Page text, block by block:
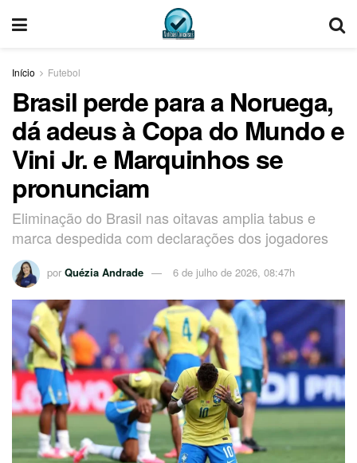
Início Futebol
Brasil perde para a Noruega,
dá adeus à Copa do Mundo e
Vini Jr. e Marquinhos se
pronunciam
Eliminação do Brasil nas oitavas amplia tabus e
marca despedida com declarações dos jogadores
por Quézia Andrade 6 de julho de 2026, 08:47h